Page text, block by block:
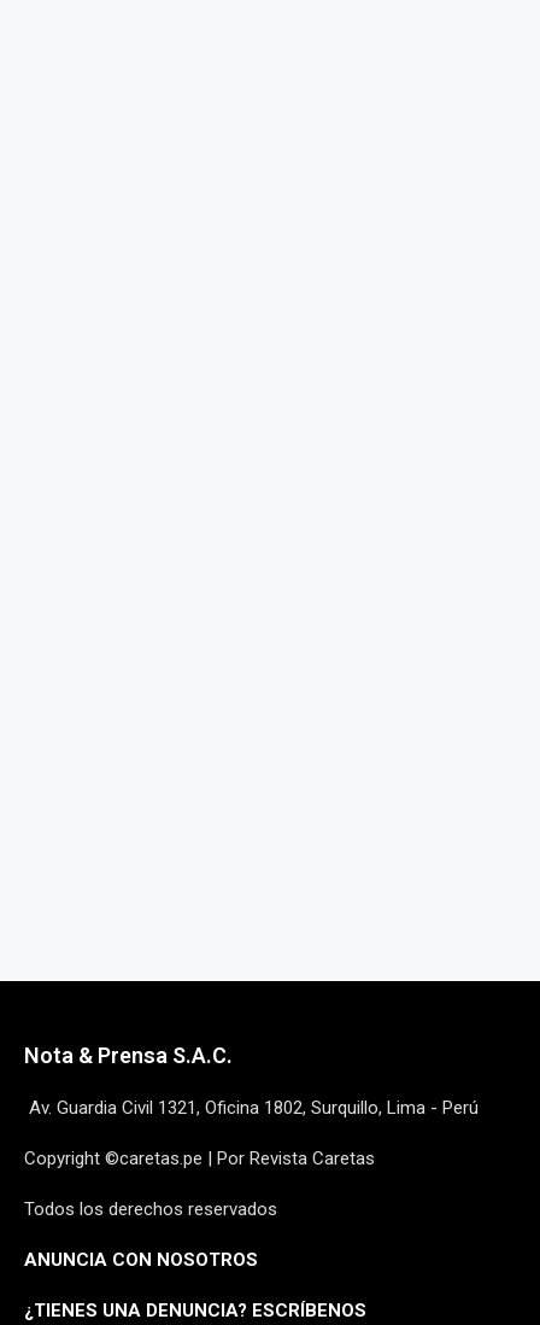
Nota & Prensa S.A.C.
Av. Guardia Civil 1321, Oficina 1802, Surquillo, Lima - Perú
Copyright ©caretas.pe | Por Revista Caretas
Todos los derechos reservados
ANUNCIA CON NOSOTROS
¿TIENES UNA DENUNCIA? ESCRÍBENOS